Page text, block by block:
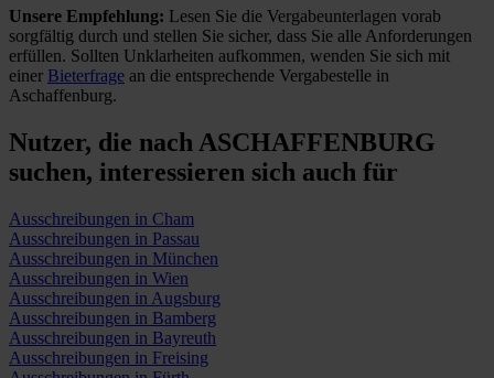
Unsere Empfehlung: Lesen Sie die Vergabeunterlagen vorab
sorgfältig durch und stellen Sie sicher, dass Sie alle Anforderungen
erfüllen. Sollten Unklarheiten aufkommen, wenden Sie sich mit
einer Bieterfrage an die entsprechende Vergabestelle in
Aschaffenburg.
Nutzer, die nach ASCHAFFENBURG
suchen, interessieren sich auch für
Ausschreibungen in Cham
Ausschreibungen in Passau
Ausschreibungen in München
Ausschreibungen in Wien
Ausschreibungen in Augsburg
Ausschreibungen in Bamberg
Ausschreibungen in Bayreuth
Ausschreibungen in Freising